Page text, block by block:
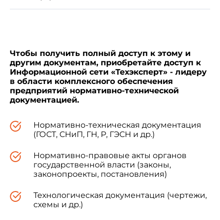
Классификация и терминология" (ISO
9999:2002 "Technical aids for persons with
стандарту. При этом наименование настоящего
стандарта изменено относительно
наименования указанного международного
стандарта для приведения в соответствие с
ГОСТ Р 1.5 (пункт 3.5).
Минтруда России в рамках федеральной
целевой программы "Социальная поддержка
Постановлением Правительства Российской
Федерации от 14 января 2000 г. N 36
5 ВЗАМЕН ГОСТ Р 51079-97 (ИСО 9999-92)
Чтобы получить полный доступ к этому и
другим документам, приобретайте доступ к
Информационной сети «Техэксперт» - лидеру
в области комплексного обеспечения
предприятий нормативно-технической
документацией.
Нормативно-техническая документация
(ГОСТ, СНиП, ГН, Р, ГЭСН и др.)
Нормативно-правовые акты органов
государственной власти (законы,
законопроекты, постановления)
Технологическая документация (чертежи,
схемы и др.)